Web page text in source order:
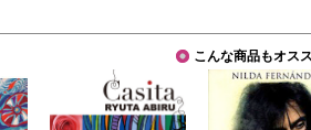
こんな商品もオス